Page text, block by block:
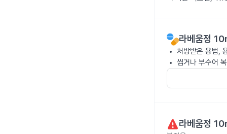
라베움정
처방받은 용법,
씹거나 부수어
라베움정